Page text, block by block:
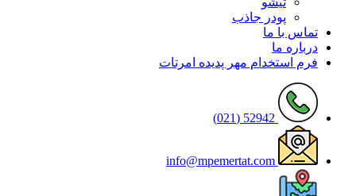
پودر جاذب
تماس با ما
درباره ما
فرم استخدام مهر پدیده امرتات
52942 (021)
info@mpemertat.com